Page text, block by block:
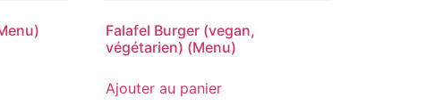
Falafel Burger (vegan,
végétarien) (Menu)
Ajouter au panier